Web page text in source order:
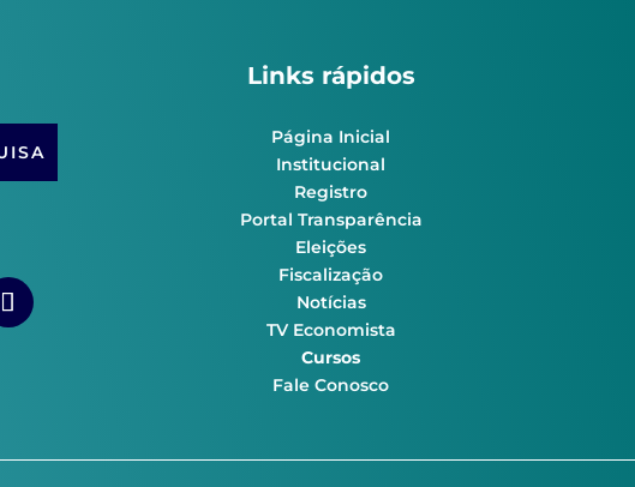
Links rápidos
Página Inicial
Institucional
Registro
Portal Transparência
Eleições
Fiscalização
Notícias
TV Economista
Cursos
Fale Conosco